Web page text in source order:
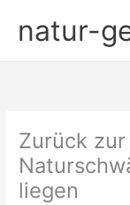
Inhaltnatur-
Zurück
liegen